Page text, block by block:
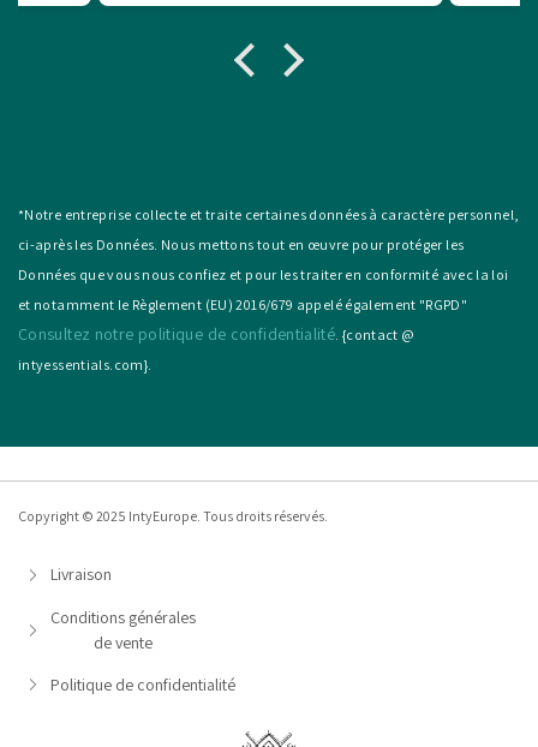
*Notre entreprise collecte et traite certaines données à caractère personnel,
ci-après les Données. Nous mettons tout en œuvre pour protéger les
Données que vous nous confiez et pour les traiter en conformité avec la loi
et notamment le Règlement (EU) 2016/679 appelé également "RGPD"
Consultez notre politique de confidentialité. {contact @
intyessentials.com}.
Copyright © 2025 IntyEurope. Tous droits réservés.
Livraison
Conditions générales
de vente
Politique de confidentialité